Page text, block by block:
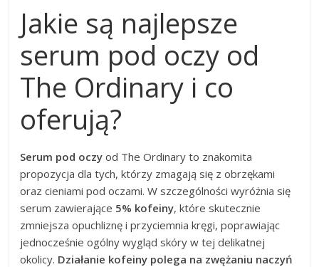
Jakie są najlepsze
serum pod oczy od
The Ordinary i co
oferują?
Serum pod oczy od The Ordinary to znakomita
propozycja dla tych, którzy zmagają się z obrzękami
oraz cieniami pod oczami. W szczególności wyróżnia się
serum zawierające 5% kofeiny, które skutecznie
zmniejsza opuchliznę i przyciemnia kręgi, poprawiając
jednocześnie ogólny wygląd skóry w tej delikatnej
okolicy. Działanie kofeiny polega na zwężaniu naczyń